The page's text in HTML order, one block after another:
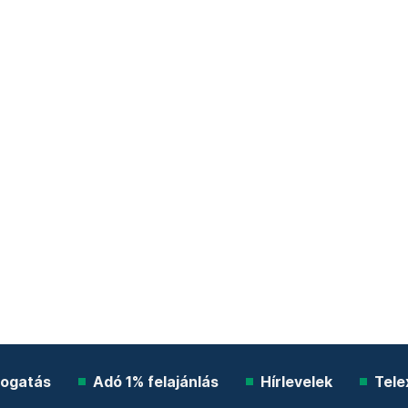
Adó 1% felajánlás Hírlevelek